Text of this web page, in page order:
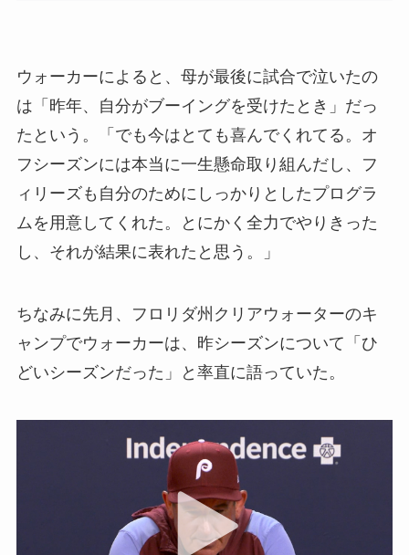
ウォーカーによると、母が最後に試合で泣いたの
は「昨年、自分がブーイングを受けたとき」だっ
たという。「でも今はとても喜んでくれてる。オ
フシーズンには本当に一生懸命取り組んだし、フ
ィリーズも自分のためにしっかりとしたプログラ
ムを用意してくれた。とにかく全力でやりきった
し、それが結果に表れたと思う。」
ちなみに先月、フロリダ州クリアウォーターのキ
ャンプでウォーカーは、昨シーズンについて「ひ
どいシーズンだった」と率直に語っていた。